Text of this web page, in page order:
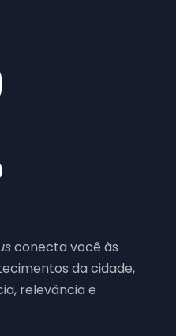
conecta você às
da cidade,
relevância e